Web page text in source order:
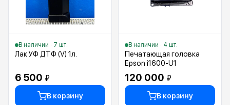
В наличии · 7 шт.
Лак УФ ДТФ (V) 1л.
6 500 ₽
В корзину
В наличии · 4 шт.
Печатающая головка
Epson i1600-U1
120 000 ₽
В корзину